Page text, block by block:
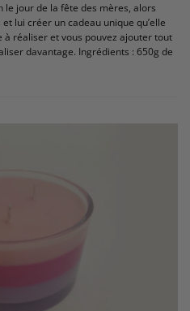
jour de la fête des mères, alors
lui créer un cadeau unique qu’elle
réaliser et vous pouvez ajouter tout
davantage. Ingrédients : 650g de